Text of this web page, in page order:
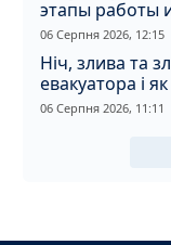
этапы работы
06 Серпня 2026, 12:15
Ніч, злива та
евакуатора і
06 Серпня 2026, 11:11